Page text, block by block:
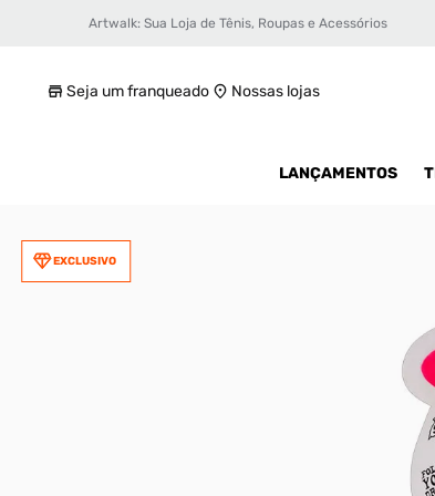
Artwalk: Sua Loja de Tênis, Roupas e Acessórios
Seja um franqueado Nossas lojas
LANÇAMENTOS
EXCLUSIVO
Mochila Sprayground Graff